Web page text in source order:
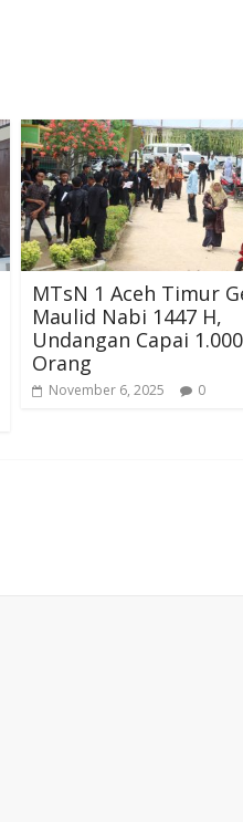
MTsN 1 Aceh Timur
Maulid Nabi 1447 H,
Undangan Capai 1.000
Orang
November 6, 2025 0